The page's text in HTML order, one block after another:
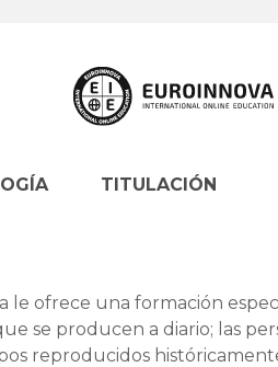
ofrece una formación
se producen a diario; las
reproducidos
TITULACIÓN